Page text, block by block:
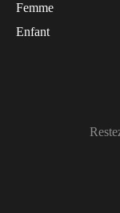
Femme
Enfant